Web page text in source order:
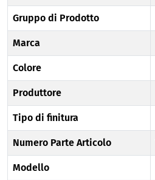
Gruppo di Prodotto
Marca
Colore
Produttore
Tipo di finitura
Numero Parte Articolo
Modello